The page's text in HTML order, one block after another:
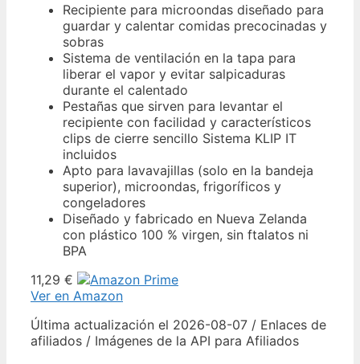
Recipiente para microondas diseñado para
guardar y calentar comidas precocinadas y
sobras
Sistema de ventilación en la tapa para
liberar el vapor y evitar salpicaduras
durante el calentado
Pestañas que sirven para levantar el
recipiente con facilidad y característicos
clips de cierre sencillo Sistema KLIP IT
incluidos
Apto para lavavajillas (solo en la bandeja
superior), microondas, frigoríficos y
congeladores
Diseñado y fabricado en Nueva Zelanda
con plástico 100 % virgen, sin ftalatos ni
BPA
11,29 €
Ver en Amazon
Última actualización el 2026-08-07 / Enlaces de
afiliados / Imágenes de la API para Afiliados